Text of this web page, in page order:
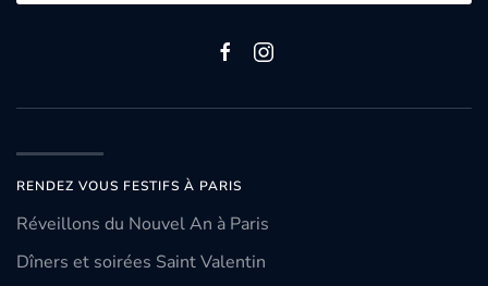
RENDEZ VOUS FESTIFS À PARIS
Réveillons du Nouvel An à Paris
Dîners et soirées Saint Valentin